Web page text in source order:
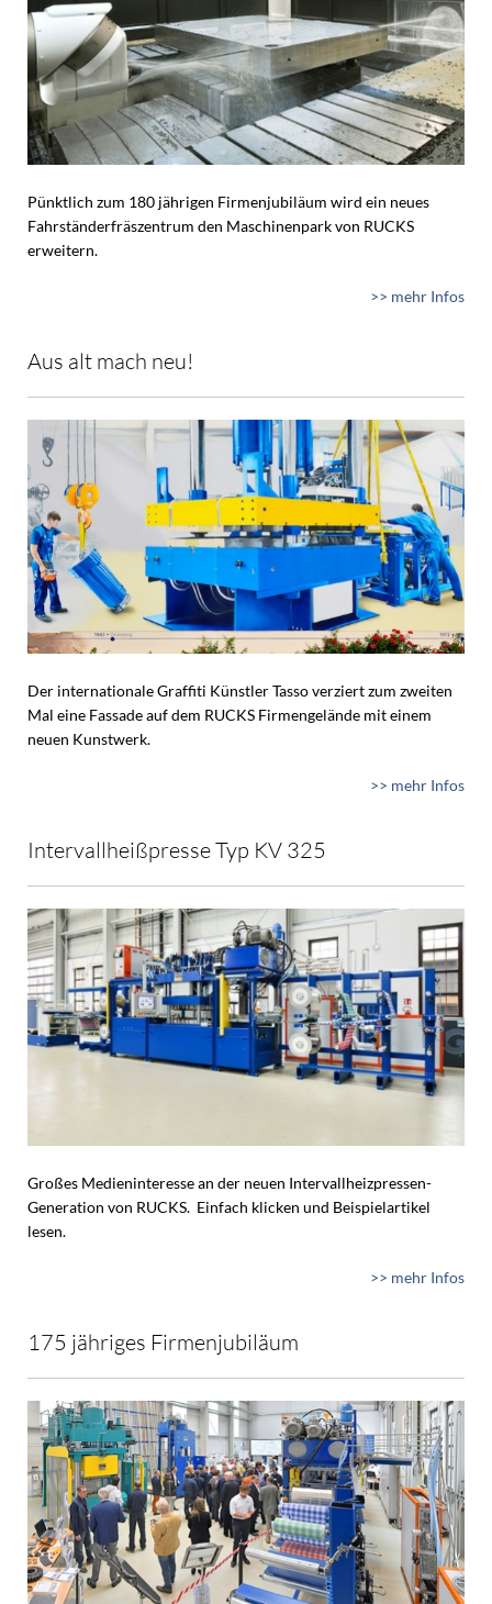
Pünktlich zum 180 jährigen Firmenjubiläum wird ein neues
Fahrständerfräszentrum den Maschinenpark von RUCKS
erweitern.
>> mehr Infos
Aus alt mach neu!
Der internationale Graffiti Künstler Tasso verziert zum zweiten
Mal eine Fassade auf dem RUCKS Firmengelände mit einem
neuen Kunstwerk.
>> mehr Infos
Intervallheißpresse Typ KV 325
Großes Medieninteresse an der neuen Intervallheizpressen-
Generation von RUCKS. Einfach klicken und Beispielartikel
lesen.
>> mehr Infos
175 jähriges Firmenjubiläum